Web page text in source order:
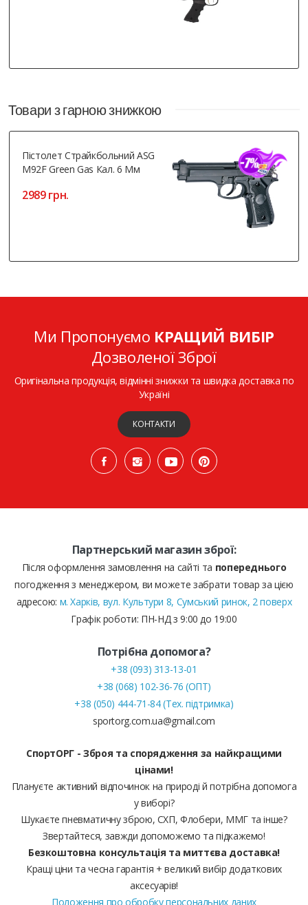
Товари з гарною знижкою
Пістолет Страйкбольний ASG
M92F Green Gas Кал. 6 Мм
2989 грн.
Ми Пропонуємо КРАЩИЙ ВИБІР
Дозволеної Зброї
Оригінальна продукція, відмінні знижки та швидка доставка по
Україні
КОНТАКТИ
Партнерський магазин зброї:
Після оформлення замовлення на сайті та попереднього
погодження з менеджером, ви можете забрати товар за цією
адресою: м. Харків, вул. Культури 8, Сумський ринок, 2 поверх
Графік роботи: ПН-НД з 9:00 до 19:00
Потрібна допомога?
+38 (093) 313-13-01
+38 (068) 102-36-76 (ОПТ)
+38 (050) 444-71-84 (Тех. підтримка)
sportorg.com.ua@gmail.com
СпортОРГ - Зброя та спорядження за найкращими
цінами!
Плануєте активний відпочинок на природі й потрібна допомога
у виборі?
Шукаєте пневматичну зброю, СХП, Флобери, ММГ та інше?
Звертайтеся, завжди допоможемо та підкажемо!
Безкоштовна консультація та миттєва доставка!
Кращі ціни та чесна гарантія + великий вибір додаткових
аксесуарів!
Положення про обробку персональних даних